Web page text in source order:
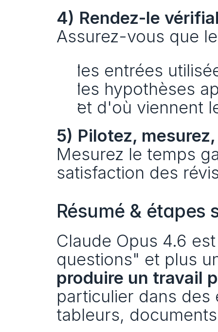
4) Rendez-le
Assurez-vous que
les entrées
les hypothèses
et d'où viennent
5) Pilotez,
Mesurez le temps
satisfaction des
Résumé & étapes
Claude Opus 4.6
questions" et plus
produire un travail
particulier dans des
tableurs,